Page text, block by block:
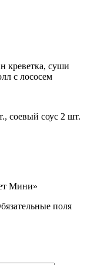
креветка, суши
с лососем
соевый соус 2 шт.
Мини»
поля